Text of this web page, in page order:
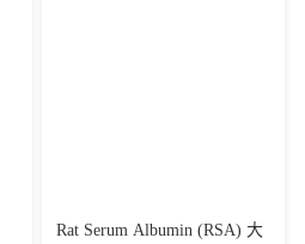
Rat Serum Albumin (RSA) 大